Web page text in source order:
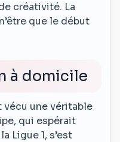
créativité. La
que le début
à domicile
vécu une véritable
qui espérait
Ligue 1, s’est